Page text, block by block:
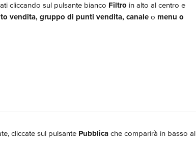
cliccando sul pulsante bianco Filtro in alto al centro e
vendita, gruppo di punti vendita, canale o menu o
cliccate sul pulsante Pubblica che comparirà in basso al